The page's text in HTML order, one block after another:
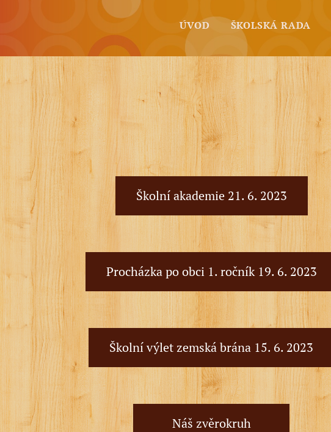
ÚVOD ŠKOLSKÁ RADA
Školní akademie 21. 6. 2023
Procházka po obci 1. ročník 19. 6. 2023
Školní výlet zemská brána 15. 6. 2023
Náš zvěrokruh